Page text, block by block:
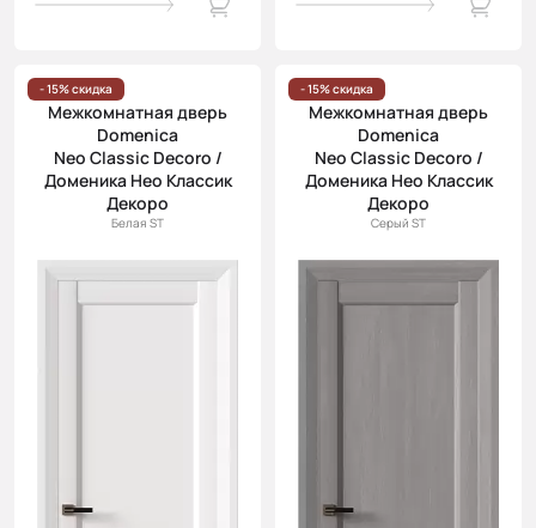
- 15% скидка
Межкомнатная дверь
Domenica
Neo Classic Decoro /
Доменика Нео Классик
Декоро
Белая ST
- 15% скидка
Межкомнатная дверь
Domenica
Neo Classic Decoro /
Доменика Нео Классик
Декоро
Серый ST